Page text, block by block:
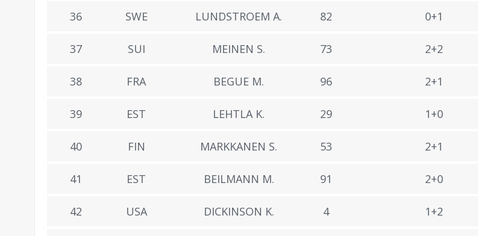
36 SWE LUNDSTROEM A. 82 0+1
37 SUI MEINEN S. 73 2+2
38 FRA BEGUE M. 96 2+1
39 EST LEHTLA K. 29 1+0
40 FIN MARKKANEN S. 53 2+1
41 EST BEILMANN M. 91 2+0
42 USA DICKINSON K. 4 1+2